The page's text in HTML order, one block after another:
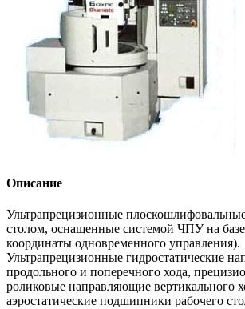
Описание
Ультрапрецизионные
столом, оснащенные системой ЧПУ на
координаты одновременного управления).
Ультрапрецизионные гидростатические
продольного и поперечного хода,
роликовые направляющие вертикального
аэростатические подшипники рабочего